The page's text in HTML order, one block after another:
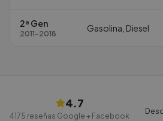
2ª Gen
2011-2018
Gasolina, Diesel
4.7
4175 reseñas Google + Facebook